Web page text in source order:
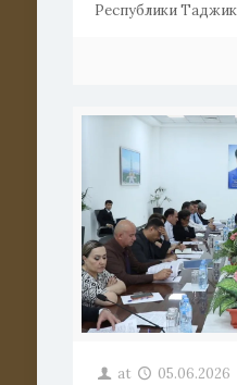
Республики
at 05.06.2026